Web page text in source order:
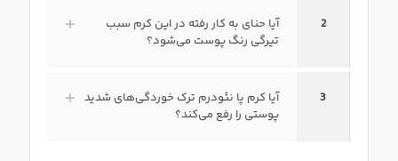
2
آیا حنای به کار رفته در این کرم سبب
تیرگی رنگ پوست می‌شود؟
3
آیا کرم پا نئودرم ترک خوردگی‌های شدید
پوستی را رفع می‌کند؟